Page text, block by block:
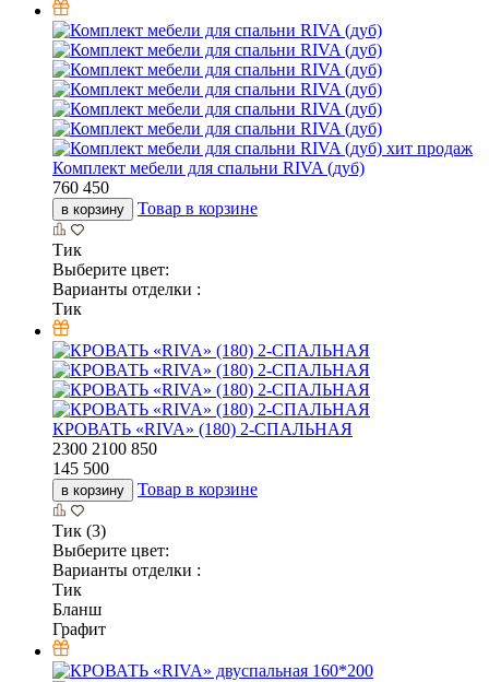
хит продаж
Комплект мебели для спальни RIVA (дуб)
760 450
в корзину Товар в корзине
Тик
Выберите цвет:
Варианты отделки :
Тик
КРОВАТЬ «RIVA» (180) 2-СПАЛЬНАЯ
2300 2100 850
145 500
в корзину Товар в корзине
Тик (3)
Выберите цвет:
Варианты отделки :
Тик
Бланш
Графит